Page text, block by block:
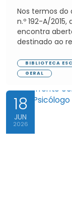
Nos termos do
n.º 192-A/
encontra
destinado ao
BIBLIOTECA
GERAL
18
JUN
2026